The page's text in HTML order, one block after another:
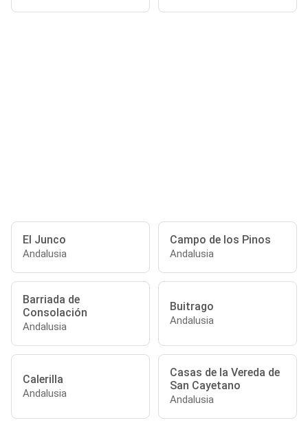
El Junco
Andalusia
Campo de los Pinos
Andalusia
Barriada de
Consolación
Andalusia
Buitrago
Andalusia
Calerilla
Andalusia
Casas de la Vereda de
San Cayetano
Andalusia